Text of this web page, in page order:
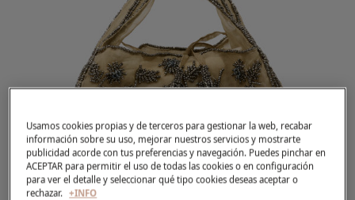
Usamos cookies propias y de terceros para gestionar la web, recabar
información sobre su uso, mejorar nuestros servicios y mostrarte
publicidad acorde con tus preferencias y navegación. Puedes pinchar en
ACEPTAR para permitir el uso de todas las cookies o en configuración
para ver el detalle y seleccionar qué tipo cookies deseas aceptar o
rechazar. +INFO